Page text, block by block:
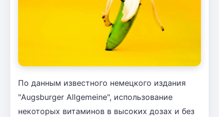
По данным известного немецкого издания
"Augsburger Allgemeine", использование
некоторых витаминов в высоких дозах и без